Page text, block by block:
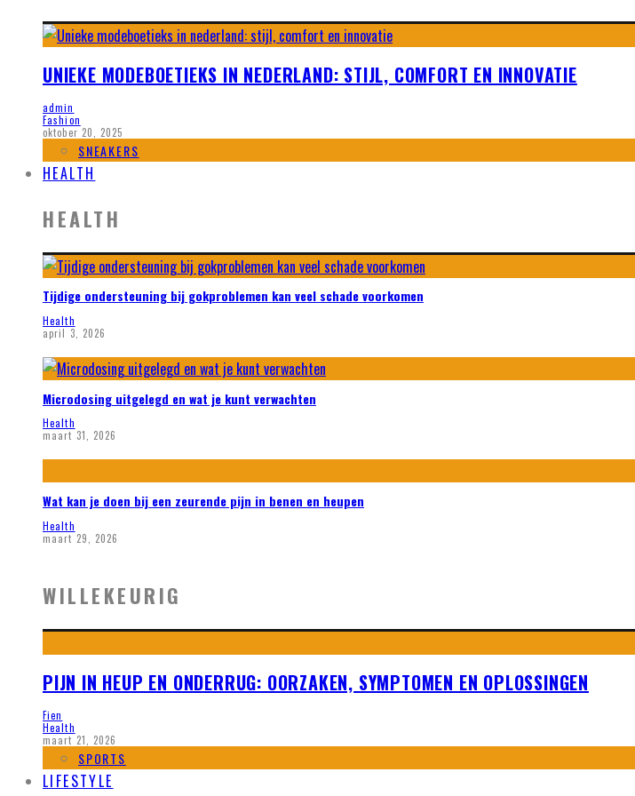
UNIEKE MODEBOETIEKS IN NEDERLAND: STIJL, COMFORT EN INNOVATIE
admin
Fashion
oktober 20, 2025
SNEAKERS
HEALTH
HEALTH
Tijdige ondersteuning bij gokproblemen kan veel schade voorkomen
Health
april 3, 2026
Microdosing uitgelegd en wat je kunt verwachten
Health
maart 31, 2026
Wat kan je doen bij een zeurende pijn in benen en heupen
Health
maart 29, 2026
WILLEKEURIG
PIJN IN HEUP EN ONDERRUG: OORZAKEN, SYMPTOMEN EN OPLOSSINGEN
Fien
Health
maart 21, 2026
SPORTS
LIFESTYLE